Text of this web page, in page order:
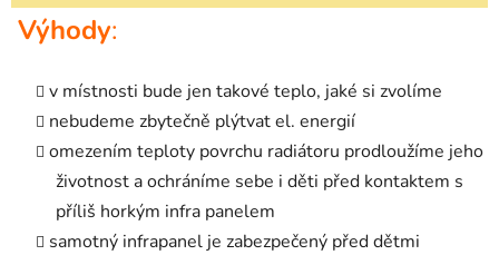
Výhody:
v místnosti bude jen takové teplo, jaké si zvolíme
nebudeme zbytečně plýtvat el. energií
omezením teploty povrchu radiátoru prodloužíme jeho
životnost a ochráníme sebe i děti před kontaktem s
příliš horkým infra panelem
samotný infrapanel je zabezpečený před dětmi